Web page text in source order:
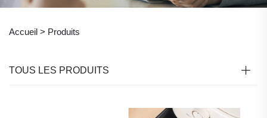
Accueil > Produits
TOUS LES PRODUITS